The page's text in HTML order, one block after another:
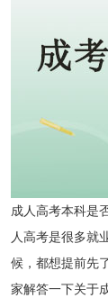
成人高考本科是
人高考是很多就
候，都想提前先
家解答一下关于